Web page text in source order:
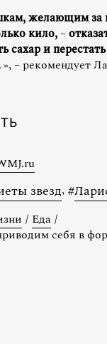
желающим за
кило,–
сахар и
», – рекомендует
звезд, #
/ Еда /
себя в